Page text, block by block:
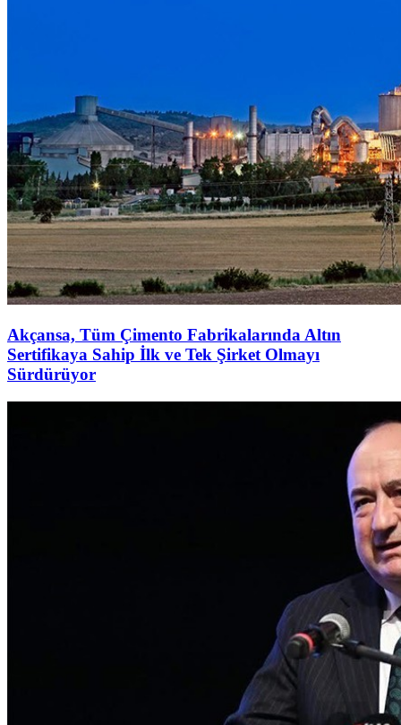
Akçansa, Tüm Çimento Fabrikalarında Altın
Sertifikaya Sahip İlk ve Tek Şirket Olmayı
Sürdürüyor